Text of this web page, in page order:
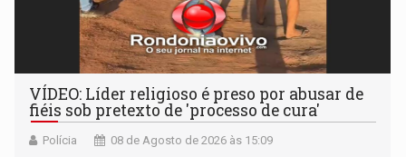
VÍDEO: Líder religioso é preso por abusar de
fiéis sob pretexto de 'processo de cura'
Polícia 08 de Agosto de 2026 às 15:09